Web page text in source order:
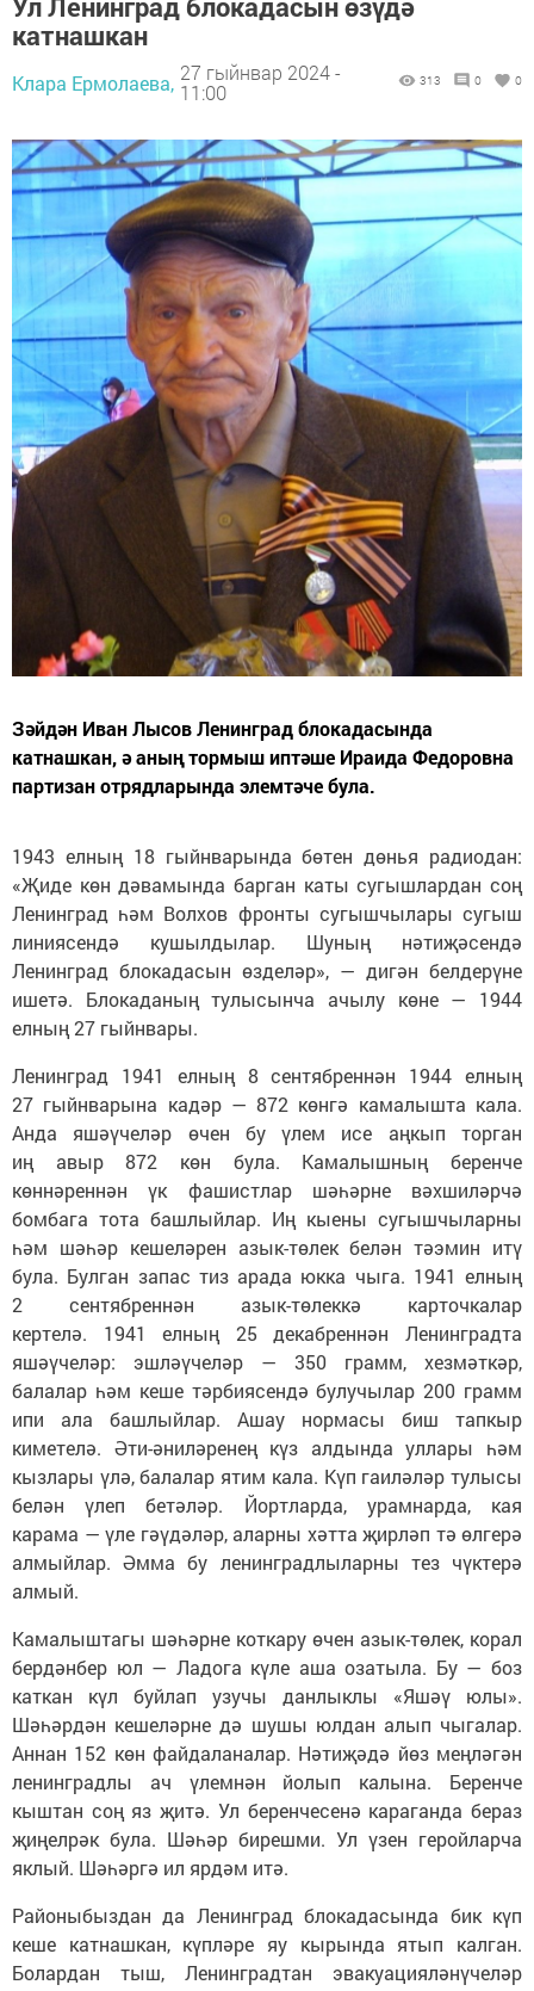
катнашкан
Клара Ермолаева, 27 гыйнвар 2024 -
11:00
313 0 0
Зәйдән Иван Лысов Ленинград блокадасында
катнашкан, ә аның тормыш иптәше Ираида Федоровна
партизан отрядларында элемтәче була.
1943 елның 18 гыйнварында бөтен дөнья радиодан:
«Җиде көн дәвамында барган каты сугышлардан соң
Ленинград һәм Волхов фронты сугышчылары сугыш
линиясендә кушылдылар. Шуның нәтиҗәсендә
Ленинград блокадасын өзделәр», — дигән белдерүне
ишетә. Блокаданың тулысынча ачылу көне — 1944
елның 27 гыйнвары.
Ленинград 1941 елның 8 сентябреннән 1944 елның
27 гыйнварына кадәр — 872 көнгә камалышта кала.
Анда яшәүчеләр өчен бу үлем исе аңкып торган
иң авыр 872 көн була. Камалышның беренче
көннәреннән үк фашистлар шәһәрне вәхшиләрчә
бомбага тота башлыйлар. Иң кыены сугышчыларны
һәм шәһәр кешеләрен азык-төлек белән тәэмин итү
була. Булган запас тиз арада юкка чыга. 1941 елның
2 сентябреннән азык-төлеккә карточкалар
кертелә. 1941 елның 25 декабреннән Ленинградта
яшәүчеләр: эшләүчеләр — 350 грамм, хезмәткәр,
балалар һәм кеше тәрбиясендә булучылар 200 грамм
ипи ала башлыйлар. Ашау нормасы биш тапкыр
киметелә. Әти-әниләренең күз алдында уллары һәм
кызлары үлә, балалар ятим кала. Күп гаиләләр тулысы
белән үлеп бетәләр. Йортларда, урамнарда, кая
карама — үле гәүдәләр, аларны хәтта җирләп тә өлгерә
алмыйлар. Әмма бу ленинградлыларны тез чүктерә
алмый.
Камалыштагы шәһәрне коткару өчен азык-төлек, корал
бердәнбер юл — Ладога күле аша озатыла. Бу — боз
каткан күл буйлап узучы данлыклы «Яшәү юлы».
Шәһәрдән кешеләрне дә шушы юлдан алып чыгалар.
Аннан 152 көн файдаланалар. Нәтиҗәдә йөз меңләгән
ленинградлы ач үлемнән йолып калына. Беренче
кыштан соң яз җитә. Ул беренчесенә караганда бераз
җиңелрәк була. Шәһәр бирешми. Ул үзен геройларча
яклый. Шәһәргә ил ярдәм итә.
Районыбыздан да Ленинград блокадасында бик күп
кеше катнашкан, күпләре яу кырында ятып калган.
Болардан тыш, Ленинградтан эвакуацияләнүчеләр